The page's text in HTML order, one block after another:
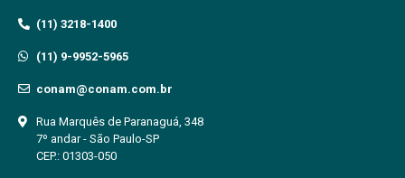
(11) 3218-1400
(11) 9-9952-5965
conam@conam.com.br
Rua Marquês de Paranaguá, 348
7º andar - São Paulo-SP
CEP.: 01303-050